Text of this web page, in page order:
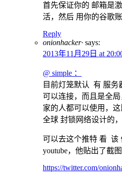
首先保证你的 邮箱是
活，然后 用你的谷歌
Reply
onionhacker· says:
2013年11月29日 at
@ simple ：
目前灯笼默认 有 服
可以连接，而且是全
家的人都可以使用，
全球 封锁网络设计的
可以去这个推特 看 该
youtube，他贴出了截
https://twitter.com/